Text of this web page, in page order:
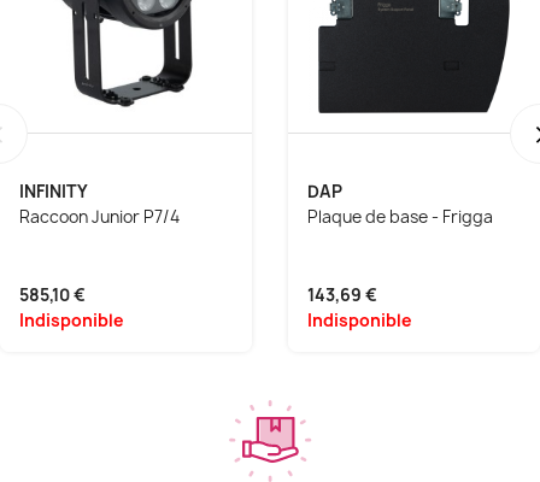
INFINITY
Raccoon Junior P7/4
585,10 €
Indisponible
DAP
Plaque de base - Frigga
143,69 €
Indisponible